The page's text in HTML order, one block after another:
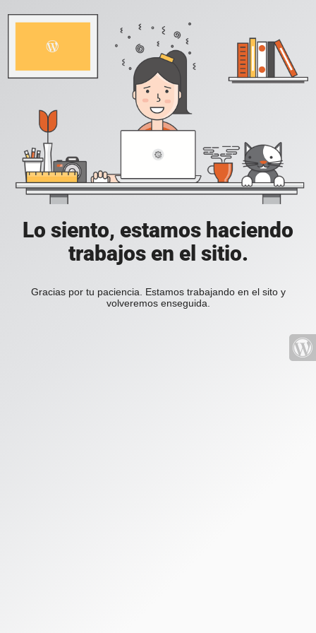
Lo siento, estamos haciendo
trabajos en el sitio.
Gracias por tu paciencia. Estamos trabajando en el sito y
volveremos enseguida.